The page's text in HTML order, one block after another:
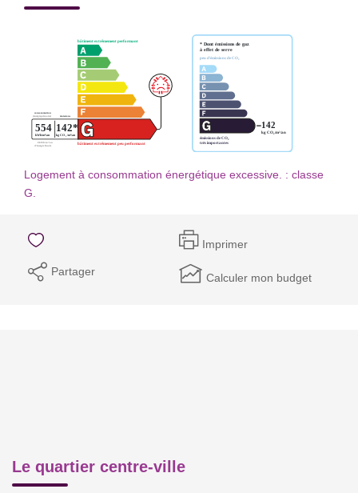
Logement à consommation énergétique excessive. : classe
G.
Imprimer
Partager Calculer mon budget
Le quartier centre-ville